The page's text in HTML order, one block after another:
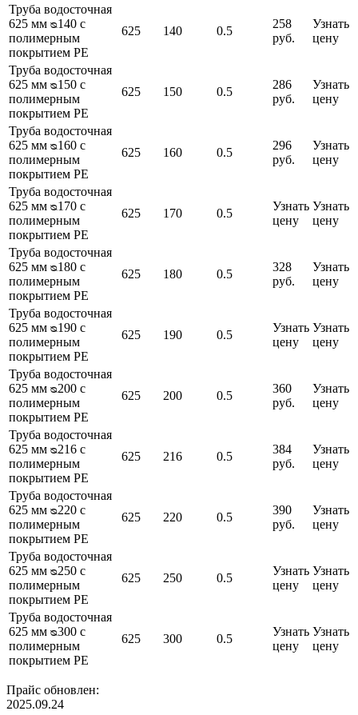
Труба водосточная
625 мм ᴓ140 с
полимерным
покрытием PE
625 140 0.5
258
руб.
Узнать
цену
Труба водосточная
625 мм ᴓ150 с
полимерным
покрытием PE
625 150 0.5
286
руб.
Узнать
цену
Труба водосточная
625 мм ᴓ160 с
полимерным
покрытием PE
625 160 0.5
296
руб.
Узнать
цену
Труба водосточная
625 мм ᴓ170 с
полимерным
покрытием PE
625 170 0.5
Узнать
цену
Узнать
цену
Труба водосточная
625 мм ᴓ180 с
полимерным
покрытием PE
625 180 0.5
328
руб.
Узнать
цену
Труба водосточная
625 мм ᴓ190 с
полимерным
покрытием PE
625 190 0.5
Узнать
цену
Узнать
цену
Труба водосточная
625 мм ᴓ200 с
полимерным
покрытием PE
625 200 0.5
360
руб.
Узнать
цену
Труба водосточная
625 мм ᴓ216 с
полимерным
покрытием PE
625 216 0.5
384
руб.
Узнать
цену
Труба водосточная
625 мм ᴓ220 с
полимерным
покрытием PE
625 220 0.5
390
руб.
Узнать
цену
Труба водосточная
625 мм ᴓ250 с
полимерным
покрытием PE
625 250 0.5
Узнать
цену
Узнать
цену
Труба водосточная
625 мм ᴓ300 с
полимерным
покрытием PE
625 300 0.5
Узнать
цену
Узнать
цену
Прайс обновлен:
2025.09.24